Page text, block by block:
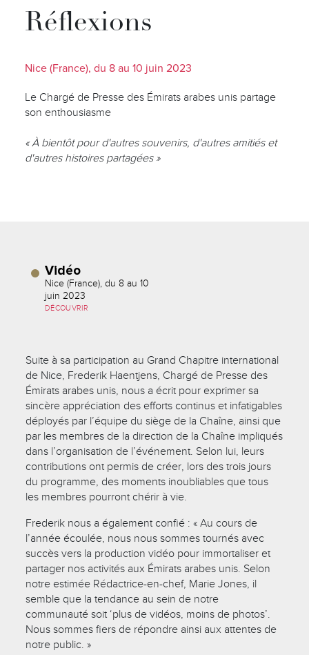
Réflexions
Nice (France), du 8 au 10 juin 2023
Le Chargé de Presse des Émirats arabes unis partage
son enthousiasme
« À bientôt pour d'autres souvenirs, d'autres amitiés et
d'autres histoires partagées »
Vidéo
Nice (France), du 8 au 10
juin 2023
DÉCOUVRIR
Suite à sa participation au Grand Chapitre international
de Nice, Frederik Haentjens, Chargé de Presse des
Émirats arabes unis, nous a écrit pour exprimer sa
sincère appréciation des efforts continus et infatigables
déployés par l’équipe du siège de la Chaîne, ainsi que
par les membres de la direction de la Chaîne impliqués
dans l’organisation de l’événement. Selon lui, leurs
contributions ont permis de créer, lors des trois jours
du programme, des moments inoubliables que tous
les membres pourront chérir à vie.
Frederik nous a également confié : « Au cours de
l’année écoulée, nous nous sommes tournés avec
succès vers la production vidéo pour immortaliser et
partager nos activités aux Émirats arabes unis. Selon
notre estimée Rédactrice-en-chef, Marie Jones, il
semble que la tendance au sein de notre
communauté soit ‘plus de vidéos, moins de photos’.
Nous sommes fiers de répondre ainsi aux attentes de
notre public. »